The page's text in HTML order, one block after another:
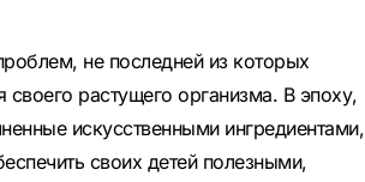
не последней из которых
своего растущего организма. В эпоху,
искусственными ингредиентами,
своих детей полезными,